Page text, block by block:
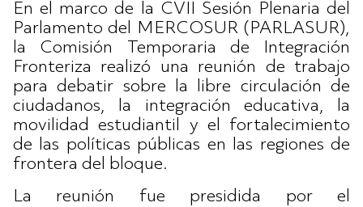
En el marco de la CVII Sesión Plenaria del
Parlamento del MERCOSUR (PARLASUR),
la Comisión Temporaria de Integración
Fronteriza realizó una reunión de trabajo
para debatir sobre la libre circulación de
ciudadanos, la integración educativa, la
movilidad estudiantil y el fortalecimiento
de las políticas públicas en las regiones de
frontera del bloque.
La reunión fue presidida por el